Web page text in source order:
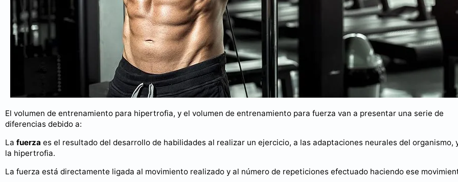
El volumen de entrenamiento para hipertrofia, y el volumen de entrenamiento para fuerza van a presentar una serie de
diferencias debido a:
La fuerza es el resultado del desarrollo de habilidades al realizar un ejercicio, a las adaptaciones neurales del organismo,
la hipertrofia.
La fuerza está directamente ligada al movimiento realizado y al número de repeticiones efectuado haciendo ese